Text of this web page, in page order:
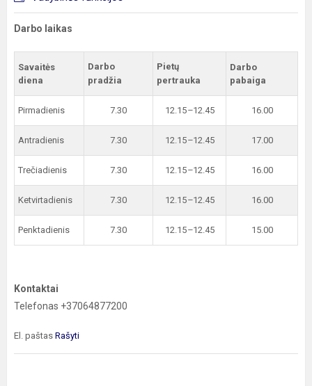
Darbo laikas
Savaitės
diena
Darbo
pradžia
Pietų
pertrauka
Darbo
pabaiga
Pirmadienis 7.30 12.15–12.45 16.00
Antradienis 7.30 12.15–12.45 17.00
Trečiadienis 7.30 12.15–12.45 16.00
Ketvirtadienis 7.30 12.15–12.45 16.00
Penktadienis 7.30 12.15–12.45 15.00
Kontaktai
Telefonas +37064877200
El. paštas Rašyti